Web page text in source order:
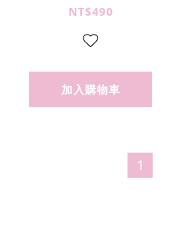
NT$490
加入購物車
1